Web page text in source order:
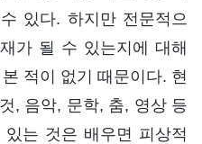
있다. 하지만 전문적으
가 될 수 있는지에 대해
적이 없기 때문이다. 현
, 음악, 문학, 춤, 영상 등
는 것은 배우면 피상적